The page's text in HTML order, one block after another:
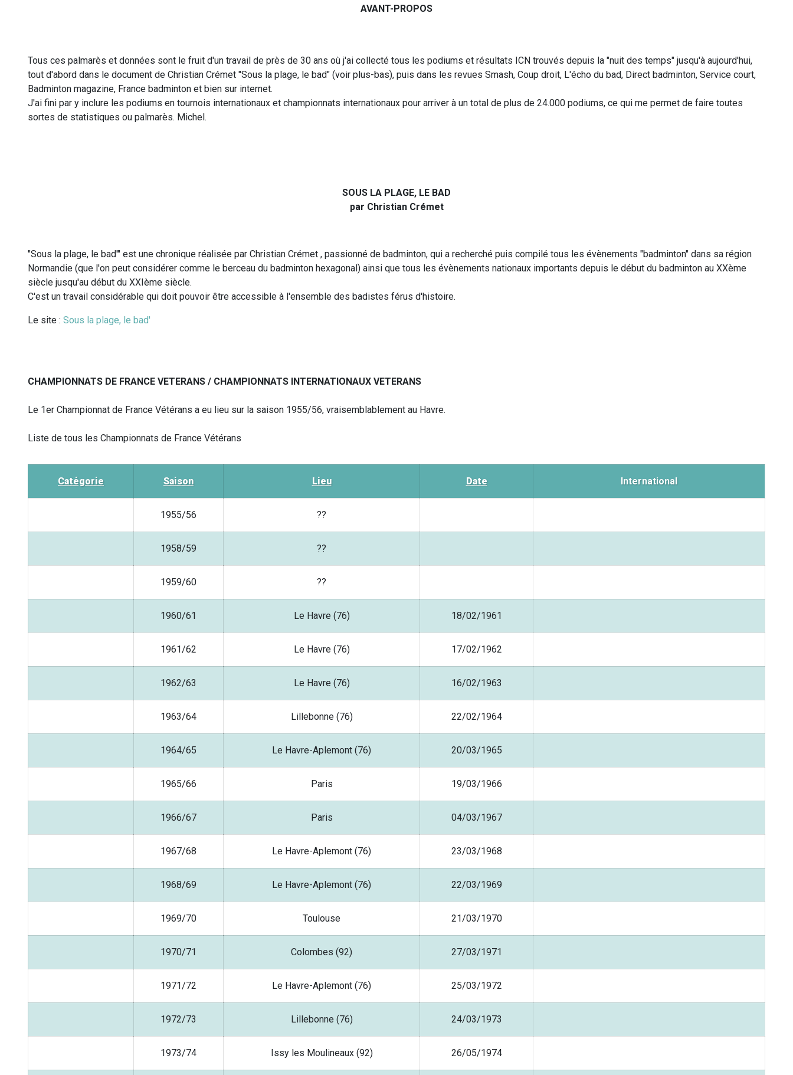
AVANT-PROPOS
Tous ces palmarès et données sont le fruit d'un travail de près de 30 ans où j'ai collecté tous les podiums et résultats ICN trouvés depuis la "nuit des temps" jusqu'à aujourd'hui,
tout d'abord dans le document de Christian Crémet "Sous la plage, le bad" (voir plus-bas), puis dans les revues Smash, Coup droit, L'écho du bad, Direct badminton, Service court,
Badminton magazine, France badminton et bien sur internet.
J'ai fini par y inclure les podiums en tournois internationaux et championnats internationaux pour arriver à un total de plus de 24.000 podiums, ce qui me permet de faire toutes
sortes de statistiques ou palmarès. Michel.
SOUS LA PLAGE, LE BAD
par Christian Crémet
"Sous la plage, le bad'" est une chronique réalisée par Christian Crémet , passionné de badminton, qui a recherché puis compilé tous les évènements "badminton" dans sa région
Normandie (que l'on peut considérer comme le berceau du badminton hexagonal) ainsi que tous les évènements nationaux importants depuis le début du badminton au XXème
siècle jusqu'au début du XXIème siècle.
C'est un travail considérable qui doit pouvoir être accessible à l'ensemble des badistes férus d'histoire.
Le site : Sous la plage, le bad'
CHAMPIONNATS DE FRANCE VETERANS / CHAMPIONNATS INTERNATIONAUX VETERANS
Le 1er Championnat de France Vétérans a eu lieu sur la saison 1955/56, vraisemblablement au Havre.
Liste de tous les Championnats de France Vétérans
Catégorie Saison Lieu Date International
1955/56 ??
1958/59 ??
1959/60 ??
1960/61 Le Havre (76) 18/02/1961
1961/62 Le Havre (76) 17/02/1962
1962/63 Le Havre (76) 16/02/1963
1963/64 Lillebonne (76) 22/02/1964
1964/65 Le Havre-Aplemont (76) 20/03/1965
1965/66 Paris 19/03/1966
1966/67 Paris 04/03/1967
1967/68 Le Havre-Aplemont (76) 23/03/1968
1968/69 Le Havre-Aplemont (76) 22/03/1969
1969/70 Toulouse 21/03/1970
1970/71 Colombes (92) 27/03/1971
1971/72 Le Havre-Aplemont (76) 25/03/1972
1972/73 Lillebonne (76) 24/03/1973
1973/74 Issy les Moulineaux (92) 26/05/1974